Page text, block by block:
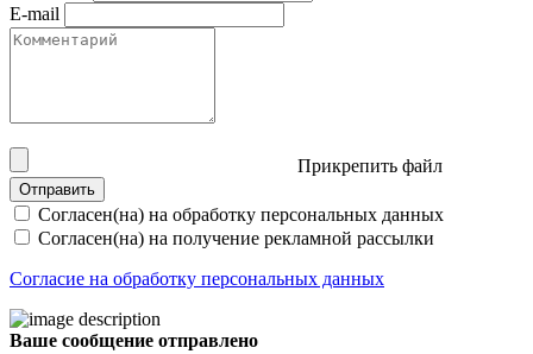
E-mail
Прикрепить файл
Отправить
Согласен(на) на обработку персональных данных
Согласен(на) на получение рекламной рассылки
Согласие на обработку персональных данных
Ваше сообщение отправлено